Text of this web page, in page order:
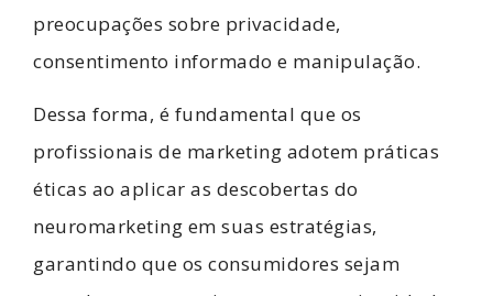
preocupações sobre privacidade,
consentimento informado e manipulação.
Dessa forma, é fundamental que os
profissionais de marketing adotem práticas
éticas ao aplicar as descobertas do
neuromarketing em suas estratégias,
garantindo que os consumidores sejam